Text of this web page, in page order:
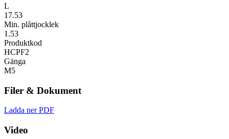
L
17.53
Min. plåttjocklek
1.53
Produktkod
HCPF2
Gänga
M5
Filer & Dokument
Ladda ner PDF
Video